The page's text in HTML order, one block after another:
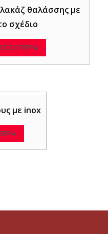
θαλάσσης με
σχέδιο
με inox